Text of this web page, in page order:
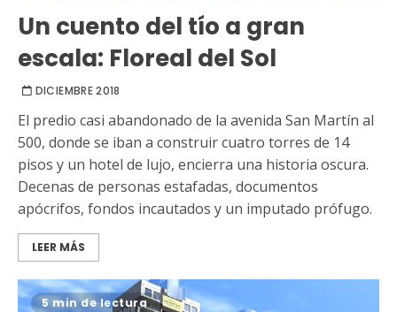
Un cuento del tío a gran
escala: Floreal del Sol
DICIEMBRE 2018
El predio casi abandonado de la avenida San Martín al
500, donde se iban a construir cuatro torres de 14
pisos y un hotel de lujo, encierra una historia oscura.
Decenas de personas estafadas, documentos
apócrifos, fondos incautados y un imputado prófugo.
LEER MÁS
5 min de lectura